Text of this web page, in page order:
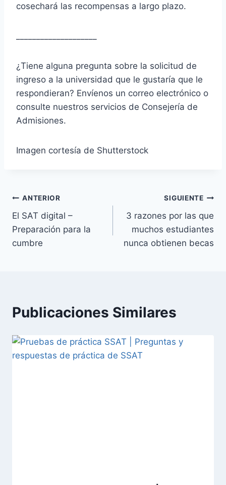
cosechará las recompensas a largo plazo.
¿Tiene alguna pregunta sobre la solicitud de
ingreso a la universidad que le gustaría que le
respondieran? Envíenos un correo electrónico o
consulte nuestros servicios de Consejería de
Admisiones.
Imagen cortesía de Shutterstock
Navegación
de
entradas
ANTERIOR
El SAT digital –
Preparación para la
cumbre
SIGUIENTE
3 razones por las que
muchos estudiantes
nunca obtienen becas
Publicaciones Similares